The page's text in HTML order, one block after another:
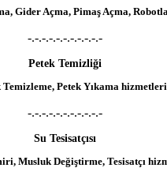
Gider Açma, Pimaş Açma,
-.-.-.-.-.-.-.-.-.-.-
Petek Temizliği
Petek Yıkama
-.-.-.-.-.-.-.-.-.-.-
Su Tesisatçısı
Musluk Değiştirme, Tesisatçı